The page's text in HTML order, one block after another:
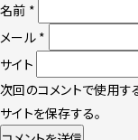
名前 *
メール *
サイト
次回のコメントで使用す
サイトを保存する。